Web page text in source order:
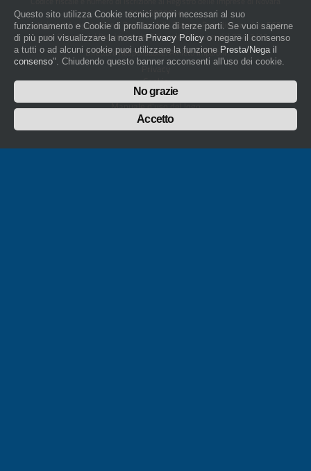
01436930034
artigiani.it è registrato nel Registro della Stampa Periodica con il nr. 562
con Decreto del Presidente del Tribunale di Novara del 07/03/13
Direttore Responsabile: Amleto Impaloni
Privacy
Cookie
Whistleblowing
Manuale d'uso del logo
Policy sulla Parità di genere
Questo sito utilizza Cookie tecnici propri necessari al suo
funzionamento e Cookie di profilazione di terze parti. Se vuoi saperne
di più puoi visualizzare la nostra Privacy Policy o negare il consenso
a tutti o ad alcuni cookie puoi utilizzare la funzione Presta/Nega il
consenso". Chiudendo questo banner acconsenti all'uso dei cookie.
No grazie
Accetto